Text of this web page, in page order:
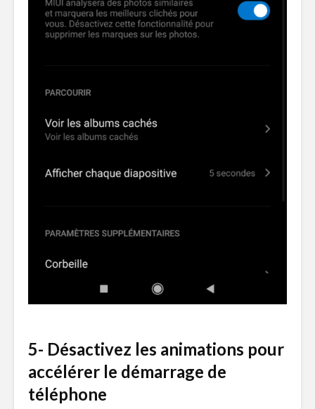
5- Désactivez les animations pour
accélérer le démarrage de
téléphone